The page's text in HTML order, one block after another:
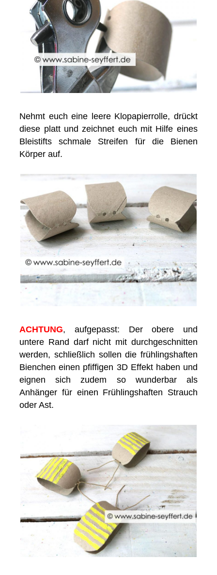
Nehmt euch eine leere Klopapierrolle, drückt
diese platt und zeichnet euch mit Hilfe eines
Bleistifts schmale Streifen für die Bienen
Körper auf.
ACHTUNG, aufgepasst: Der obere und
untere Rand darf nicht mit durchgeschnitten
werden, schließlich sollen die frühlingshaften
Bienchen einen pfiffigen 3D Effekt haben und
eignen sich zudem so wunderbar als
Anhänger für einen Frühlingshaften Strauch
oder Ast.